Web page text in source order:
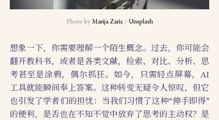
Photo by Marija Zaric / Unsplash
想象一下，你需要理解一个陌生概念。过去，你可能会
翻开教科书，或者是各类文献，检索、对比、分析、思
考甚至是涂鸦，偶尔抓狂。如今，只需轻点屏幕，AI
工具就能瞬间奉上答案。这种转变无疑令人惊叹，但它
也引发了学者们的担忧：当我们习惯了这种“伸手即得”
的便利，是否也在不知不觉中放弃了思考的主动权？是